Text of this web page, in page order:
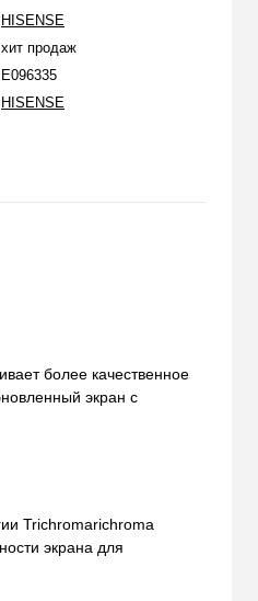
HISENSE
хит продаж
E096335
HISENSE
более качественное
экран с
Trichromarichroma
экрана для